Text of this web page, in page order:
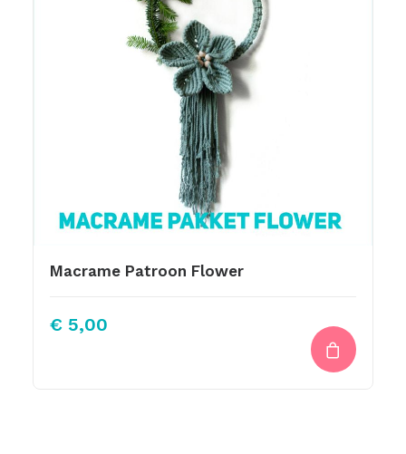
Macrame Patroon Flower
€ 5,00